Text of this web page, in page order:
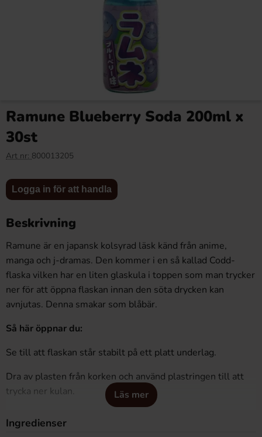
12-pack
handla
39g x 16st
Ramune Blueberry Soda 200ml x
30st
Art nr: 800013205
Logga in för att handla
Beskrivning
Ramune är en japansk kolsyrad läsk känd från anime,
manga och j-dramas. Den kommer i en så kallad Codd-
flaska vilken har en liten glaskula i toppen som man trycker
ner för att öppna flaskan innan den söta drycken kan
avnjutas. Denna smakar som blåbär.
Så här öppnar du:
Se till att flaskan står stabilt på ett platt underlag.
Dra av plasten från korken och använd plastringen till att
trycka ner kulan.
ner.
Läs mer
Ingredienser